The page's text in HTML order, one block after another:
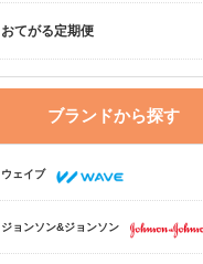
おてがる定期便
ブランドから探す
ウェイブ
ジョンソン&ジョンソン